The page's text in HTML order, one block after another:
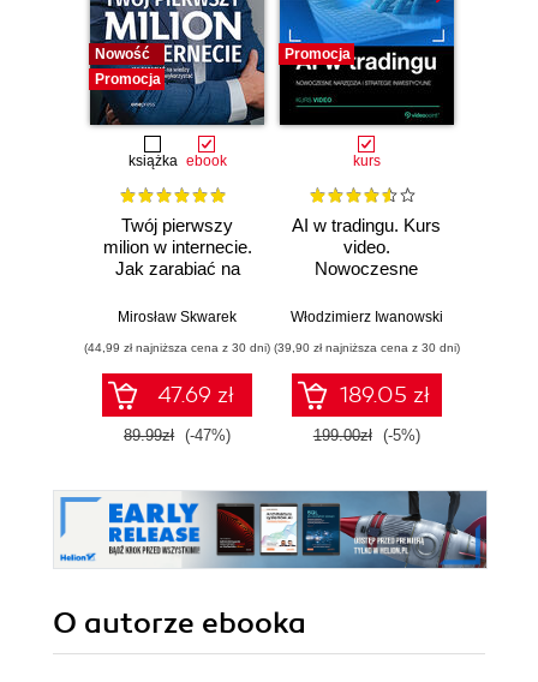
Nowość
Promocja
książka ebook
Twój pierwszy
milion w internecie.
Jak zarabiać na
maksymalnie
potencjał
Mirosław Skwarek
(44,99 zł najniższa cena z 30 dni)
47.69 zł
89.99zł (-47%)
Promocja
kurs
AI w tradingu. Kurs
video.
Nowoczesne
strategie
Włodzimierz Iwanowski
(39,90 zł najniższa cena z 30 dni)
189.05 zł
199.00zł (-5%)
O autorze ebooka